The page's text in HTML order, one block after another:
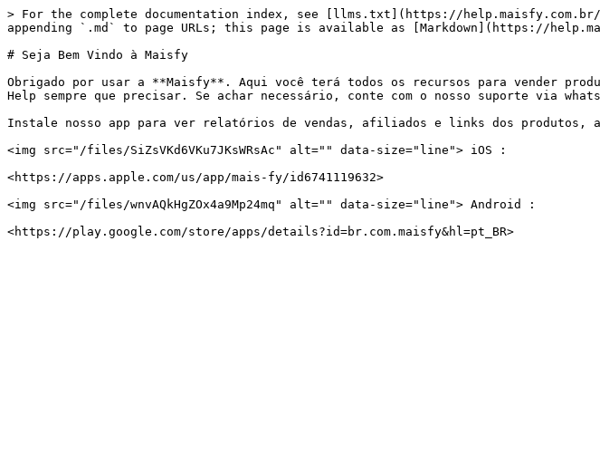
> For the complete documentation index, see [llms.txt](https://
appending `.md` to page URLs; this page is available as [Markdown](https://
# Seja Bem Vindo à Maisfy
Obrigado por usar a **Maisfy**. Aqui você terá todos os recursos para vender
Help sempre que precisar. Se achar necessário, conte com o nosso suporte via
Instale nosso app para ver relatórios de vendas, afiliados e links dos produtos,
<img src="/files/SiZsVKd6VKu7JKsWRsAc" alt="" data-size="line"> iOS :
<https://apps.apple.com/us/app/mais-fy/id6741119632>
<img src="/files/wnvAQkHgZOx4a9Mp24mq" alt="" data-size="line"> Android :